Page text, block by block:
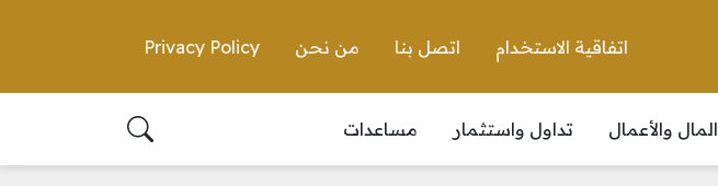
اتفاقية الاستخدام اتصل بنا من نحن Privacy Policy
المال والأعمال تداول واستثمار مساعدات